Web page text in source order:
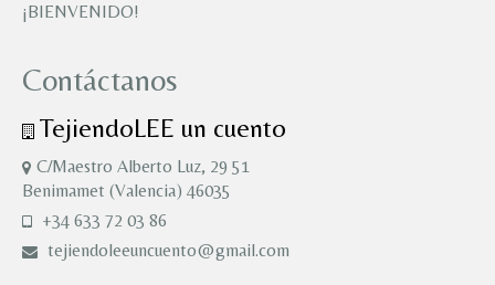
¡BIENVENIDO!
Contáctanos
TejiendoLEE un cuento
C/Maestro Alberto Luz, 29 51
Benimamet (Valencia) 46035
+34 633 72 03 86
tejiendoleeuncuento@gmail.com